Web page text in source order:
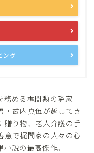
ング
務める梶間勲の隣家
・武内真伍が越してき
贈り物、老人介護の手
で梶間家の人々の心
説の最高傑作。